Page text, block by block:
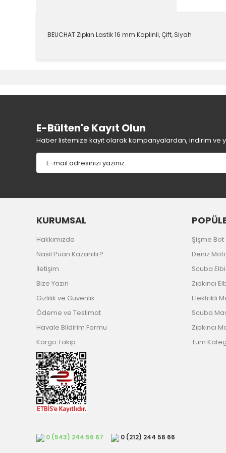
BEUCHAT Zıpkın Lastik 16 mm Kaplinli, Çift, Siyah
Ürün resmi kalitesiz, bozuk veya görüntülenemiyor.
Ürün bilgilerinde hatalar bulunuyor.
Ürün fiyatı diğer sitelerden daha pahalı.
Bu ürüne benzer farklı alternatifler olmalı.
E-Bülten'e Kayıt Olun
Haber listemize kayıt olarak kampanyalardan, indirim ve
KURUMSAL
Hakkımızda
Nasıl Puan Kazanılır?
İletişim
Bize Yazın
Gizlilik ve Güvenlik
Ödeme ve Teslimat
Havale Bildirim Formu
Kargo Takip
Şişme Bot
Deniz
Scuba
Zıpkıncı
Elektrikli
Scuba
Zıpkıncı
Tüm
0 (543) 244 56 67 0 (212) 244 56 66